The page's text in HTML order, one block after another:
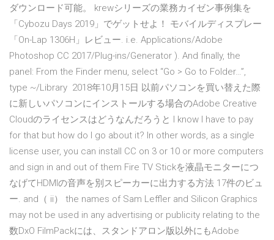
ダウンロード可能。 krewシリーズの業務カイゼン事例集を
「Cybozu Days 2019」でゲットせよ！ モバイルディスプレー
「On-Lap 1306H」レビュー. i.e. Applications/Adobe
Photoshop CC 2017/Plug-ins/Generator ). And finally, the
panel: From the Finder menu, select “Go > Go to Folder…”,
type ~/Library 2018年10月15日 以前パソコンを買い替えた際
に新しいパソコンにインストールする場合のAdobe Creative
Cloudのライセンスはどうなんだろうと I know I have to pay
for that but how do I go about it? In other words, as a single
license user, you can install CC on 3 or 10 or more computers
and sign in and out of them Fire TV Stickを液晶モニターにつ
なげてHDMIの音声を別スピーカーに出力する方法 17件のビュ
ー. and（ ii） the names of Sam Leffler and Silicon Graphics
may not be used in any advertising or publicity relating to the
数DxO FilmPackには、スタンドアロン版以外にもAdobe